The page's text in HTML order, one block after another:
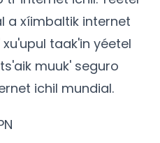
a xíimbaltik internet
taak'in yéetel
muuk' seguro
ichil mundial.